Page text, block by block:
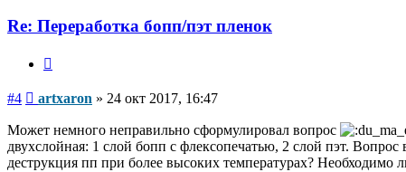
Re: Переработка бопп/пэт пленок
#4 Сообщение
artxaron » 24 окт 2017, 16:47
Может немного неправильно сформулировал вопрос
двухслойная: 1 слой бопп с флексопечатью, 2 слой пэт.
деструкция пп при более высоких температурах? Необходимо